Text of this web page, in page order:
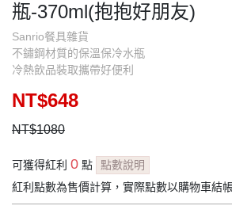
瓶-370ml(抱抱好朋友)
Sanrio餐具雜貨
不鏽鋼材質的保溫保冷水瓶
冷熱飲品裝取攜帶好便利
NT$648
NT$1080
可獲得紅利 0 點
點數說明
紅利點數為售價計算，實際點數以購物車結